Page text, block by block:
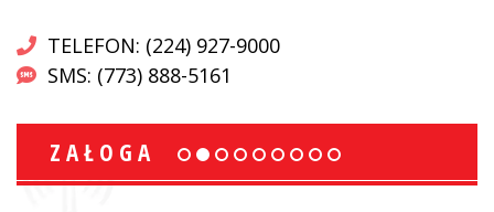
TELEFON: (224) 927-9000
SMS: (773) 888-5161
ZAŁOGA